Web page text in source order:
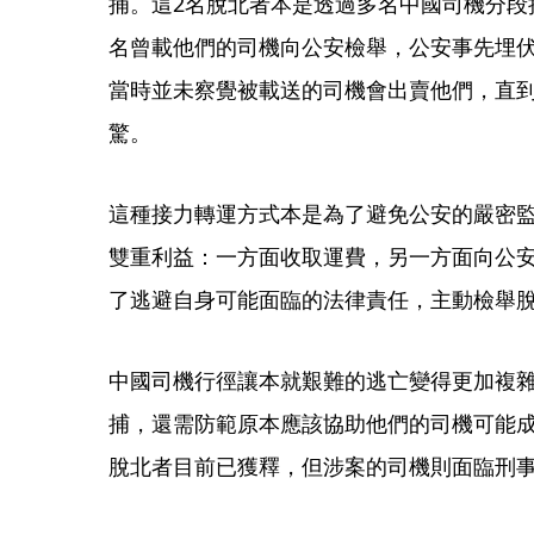
名曾載他們的司機向公安檢舉，公安事先埋
當時並未察覺被載送的司機會出賣他們，直
驚。
這種接力轉運方式本是為了避免公安的嚴密
雙重利益：一方面收取運費，另一方面向公
了逃避自身可能面臨的法律責任，主動檢舉
中國司機行徑讓本就艱難的逃亡變得更加複
捕，還需防範原本應該協助他們的司機可能
脫北者目前已獲釋，但涉案的司機則面臨刑